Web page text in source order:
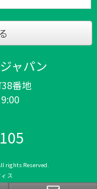
ャパン
番地
rights Reserved.
ス